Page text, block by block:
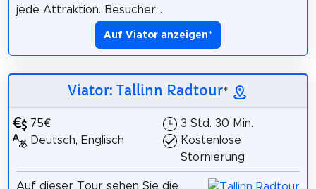
jede Attraktion. Besucher...
Auf Viator anzeigen*
Viator: Tallinn Radtour*
75€
Deutsch, Englisch
3 Std. 30 Min.
Kostenlose
Stornierung
Auf dieser Tour sehen Sie die